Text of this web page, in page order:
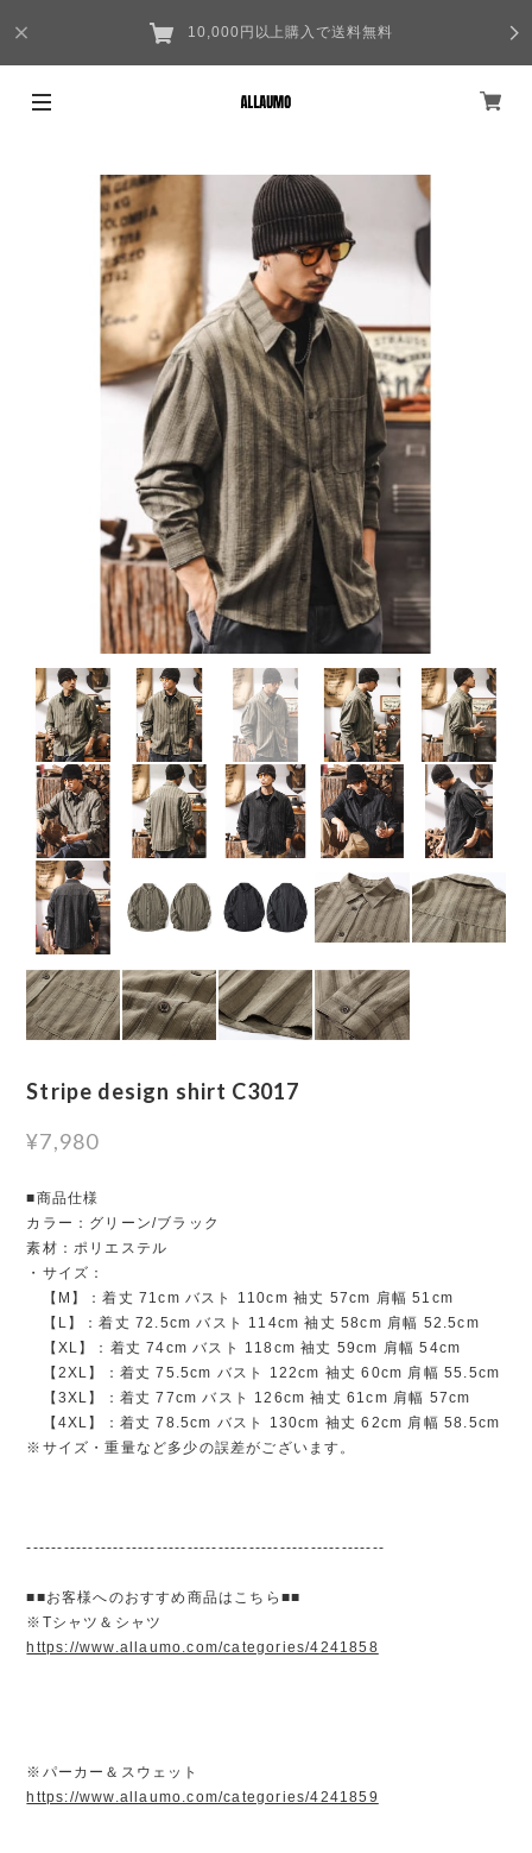
10,000円以上購入で送料無料
Stripe design shirt C3017
¥7,980
■商品仕様
カラー：グリーン/ブラック
素材：ポリエステル
・サイズ：
【M】：着丈 71cm バスト 110cm 袖丈 57cm 肩幅 51cm
【L】：着丈 72.5cm バスト 114cm 袖丈 58cm 肩幅 52.5cm
【XL】：着丈 74cm バスト 118cm 袖丈 59cm 肩幅 54cm
【2XL】：着丈 75.5cm バスト 122cm 袖丈 60cm 肩幅 55.5cm
【3XL】：着丈 77cm バスト 126cm 袖丈 61cm 肩幅 57cm
【4XL】：着丈 78.5cm バスト 130cm 袖丈 62cm 肩幅 58.5cm
※サイズ・重量など多少の誤差がございます。
----------------------------------------------------------
■■お客様へのおすすめ商品はこちら■■
※Tシャツ＆シャツ
https://www.allaumo.com/categories/4241858
※パーカー＆スウェット
https://www.allaumo.com/categories/4241859